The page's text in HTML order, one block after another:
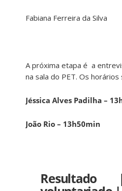
Fabiana Ferreira da Silva
A próxima etapa é a
na sala do PET. Os
Jéssica Alves Padilha –
João Rio – 13h50min
Resultado